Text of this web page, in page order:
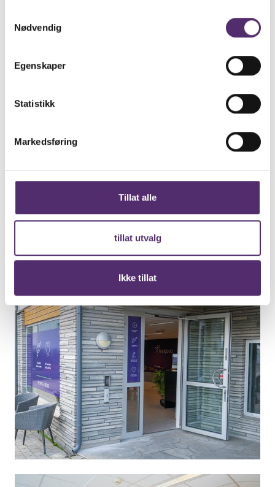
Nødvendig
Egenskaper
Statistikk
Markedsføring
Tillat alle
tillat utvalg
Ikke tillat